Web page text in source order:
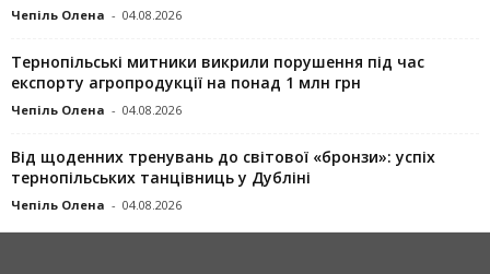
Чепіль Олена - 04.08.2026
Тернопільські митники викрили порушення під час
експорту агропродукції на понад 1 млн грн
Чепіль Олена - 04.08.2026
Від щоденних тренувань до світової «бронзи»: успіх
тернопільських танцівниць у Дубліні
Чепіль Олена - 04.08.2026